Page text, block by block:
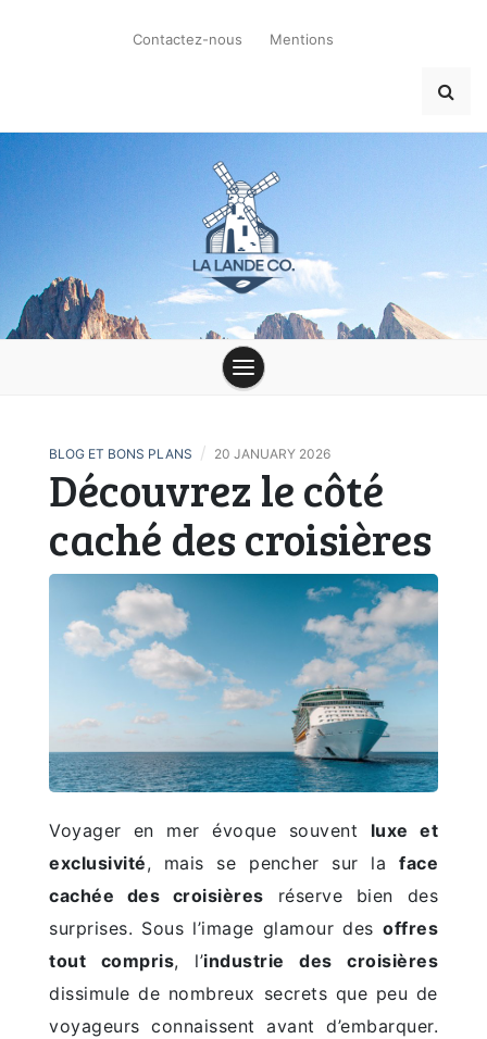
Contactez-nous Mentions
la-lande-du-
moulin.com
BLOG ET BONS PLANS / 20 JANUARY 2026
Découvrez le côté
caché des croisières
Voyager en mer évoque souvent luxe et
exclusivité, mais se pencher sur la face
cachée des croisières réserve bien des
surprises. Sous l’image glamour des offres
tout compris, l’industrie des croisières
dissimule de nombreux secrets que peu de
voyageurs connaissent avant d’embarquer.